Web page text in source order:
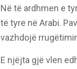
Në të ardhmen e
të tyre në Arabi.
vazhdojë
E njëjta gjë vlen